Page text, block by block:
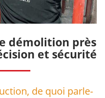
démolition près
et sécurité
de quoi parle-